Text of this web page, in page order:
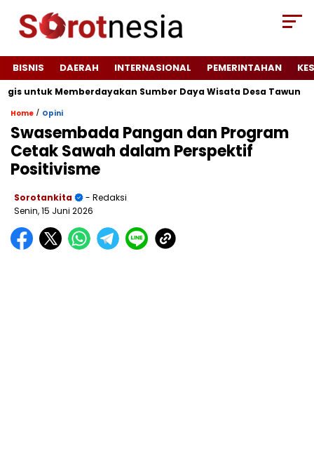
BISNIS DAERAH INTERNASIONAL PEMERINTAHAN
Memberdayakan Sumber Daya Wisata Desa Tawun
Home / Opini
Swasembada Pangan dan Program
Cetak Sawah dalam Perspektif
Positivisme
Sorotankita
- Redaksi
Senin, 15 Juni 2026